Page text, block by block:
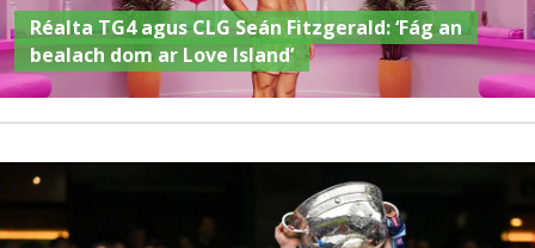
Réalta TG4 agus CLG Seán Fitzgerald: ‘Fág an
bealach dom ar Love Island’